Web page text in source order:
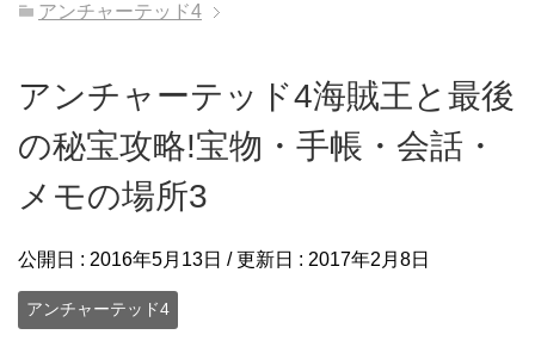
アンチャーテッド4
アンチャーテッド4海賊王と最後
の秘宝攻略!宝物・手帳・会話・
メモの場所3
公開日 : 2016年5月13日 / 更新日 : 2017年2月8日
アンチャーテッド4